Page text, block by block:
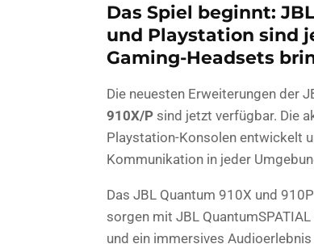
Das Spiel beginnt:
und Playstation sind
Gaming-Headsets
Die neuesten Erweiterungen der
910X/P sind jetzt verfügbar. Die
Playstation-Konsolen entwickelt
Kommunikation in jeder
Das JBL Quantum 910X und
sorgen mit JBL
und ein immersives